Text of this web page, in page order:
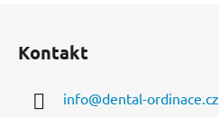
Kontakt
info@dental-ordinace.cz